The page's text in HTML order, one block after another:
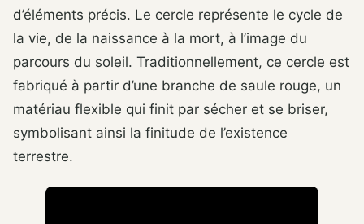
d’éléments précis. Le cercle représente le cycle de
la vie, de la naissance à la mort, à l’image du
parcours du soleil. Traditionnellement, ce cercle est
fabriqué à partir d’une branche de saule rouge, un
matériau flexible qui finit par sécher et se briser,
symbolisant ainsi la finitude de l’existence
terrestre.